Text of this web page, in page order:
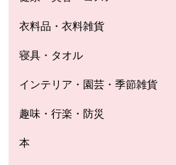
衣料品・衣料雑貨
寝具・タオル
インテリア・園芸・季節雑貨
趣味・行楽・防災
本